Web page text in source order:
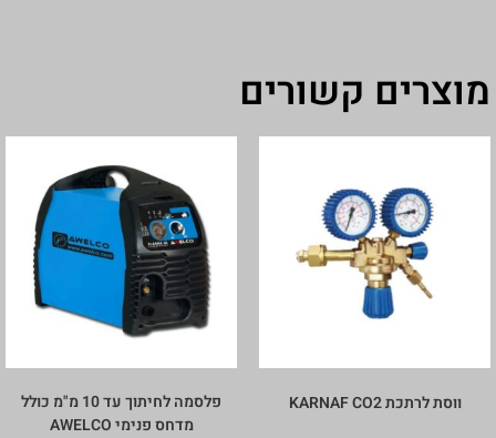
קשורים
ווסת לרתכת KARNAF CO2
פלסמה לחיתוך עד 10 מ"מ כולל
מדחס פנימי AWELCO